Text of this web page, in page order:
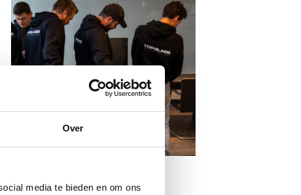
Over
media te bieden en om ons